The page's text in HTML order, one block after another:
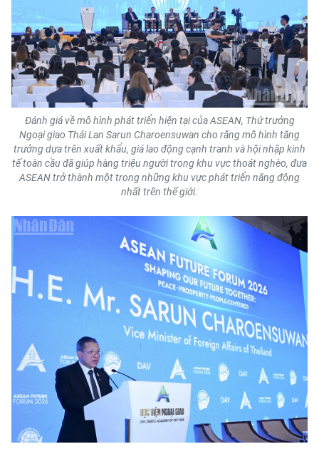
MÔI TRƯỜNG
BẠN ĐỌC
KIỂM CHỨNG THÔNG TIN
TRI THỨC CHUYÊN SÂU
54 DÂN TỘC VIỆT NAM
CHƯƠNG TRÌNH OCOP - MỖI XÃ
MEDIA CENTER
E-Magazine
Video
Media Chính trị
Media Kinh tế
Media Văn hóa
Đánh giá về mô hình phát triển hiện tại của ASEAN, Thứ trưởng
Ngoại giao Thái Lan Sarun Charoensuwan cho rằng mô hình tăng
trưởng dựa trên xuất khẩu, giá lao động cạnh tranh và hội nhập kinh
tế toàn cầu đã giúp hàng triệu người trong khu vực thoát nghèo, đưa
ASEAN trở thành một trong những khu vực phát triển năng động
nhất trên thế giới.